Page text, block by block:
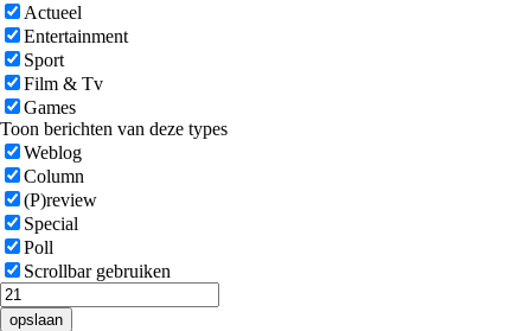
Actueel
Entertainment
Sport
Film & Tv
Games
Toon berichten van deze types
Weblog
Column
(P)review
Special
Poll
Scrollbar gebruiken
opslaan